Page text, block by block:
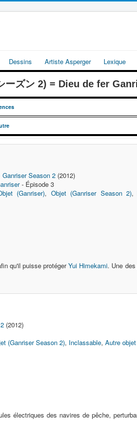
Dessins Artiste Asperger Lexique
ーズン 2) = Dieu de fer
Ganriser Season 2 (2012)
- Épisode 3
(Ganriser), Objet (Ganriser Season 2),
qu'il puisse protégerYui Himekami. Une
(2012)
(Ganriser Season 2), Inclassable,Autre
électriques des navires de pêche,